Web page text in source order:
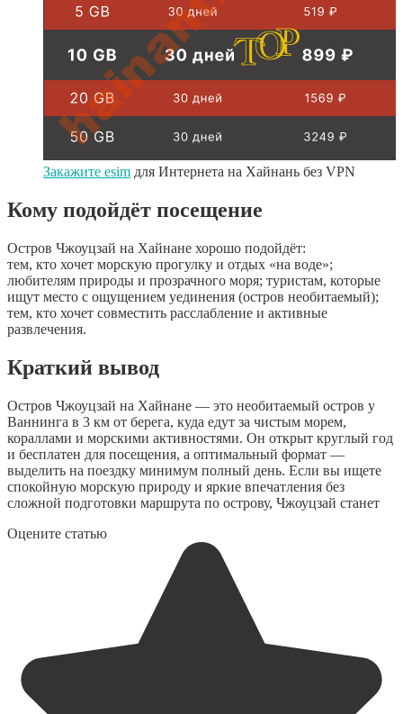
Закажите esim для Интернета на Хайнань без VPN
Кому подойдёт посещение
Остров Чжоуцзай на Хайнане хорошо подойдёт:
тем, кто хочет морскую прогулку и отдых «на воде»;
любителям природы и прозрачного моря; туристам, которые
ищут место с ощущением уединения (остров необитаемый);
тем, кто хочет совместить расслабление и активные
развлечения.
Краткий вывод
Остров Чжоуцзай на Хайнане — это необитаемый остров у
Ваннинга в 3 км от берега, куда едут за чистым морем,
кораллами и морскими активностями. Он открыт круглый год
и бесплатен для посещения, а оптимальный формат —
выделить на поездку минимум полный день. Если вы ищете
спокойную морскую природу и яркие впечатления без
сложной подготовки маршрута по острову, Чжоуцзай станет
Оцените статью